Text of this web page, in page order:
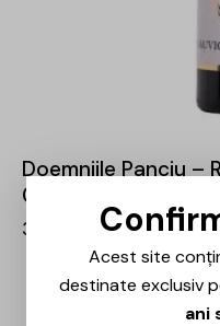
Doemniile Panciu –
0.75L
35,00 lei
Acest site
destinate exclusiv
ani